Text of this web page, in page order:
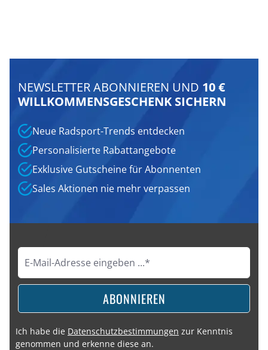
NEWSLETTER ABONNIEREN UND 10 €
WILLKOMMENSGESCHENK SICHERN
Neue Radsport-Trends entdecken
Personalisierte Rabattangebote
Exklusive Gutscheine für Abonnenten
Sales Aktionen nie mehr verpassen
ABONNIEREN
Ich habe die Datenschutzbestimmungen zur Kenntnis
genommen und erkenne diese an.